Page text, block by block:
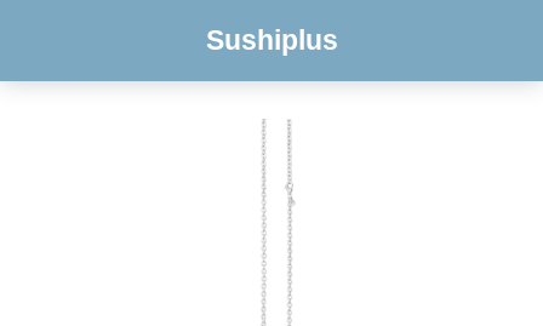
Sushiplus